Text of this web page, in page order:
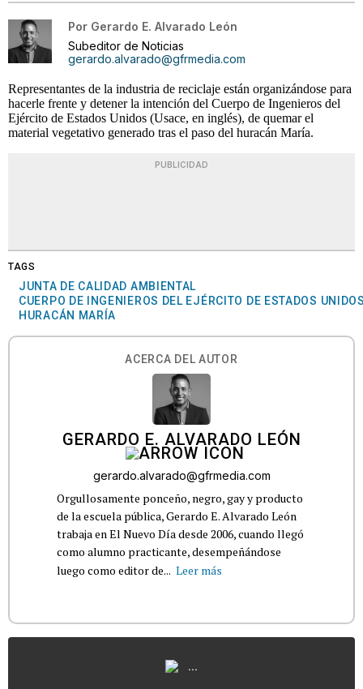
Por Gerardo E. Alvarado León
Subeditor de Noticias
gerardo.alvarado@gfrmedia.com
Representantes de la industria de reciclaje están organizándose para
hacerle frente y detener la intención del Cuerpo de Ingenieros del
Ejército de Estados Unidos (Usace, en inglés), de quemar el
material vegetativo generado tras el paso del huracán María.
PUBLICIDAD
TAGS
JUNTA DE CALIDAD AMBIENTAL
CUERPO DE INGENIEROS DEL EJÉRCITO DE ESTADOS
HURACÁN MARÍA
ACERCA DEL AUTOR
GERARDO E. ALVARADO LEÓN
gerardo.alvarado@gfrmedia.com
Orgullosamente ponceño, negro, gay y producto
de la escuela pública, Gerardo E. Alvarado León
trabaja en El Nuevo Día desde 2006, cuando llegó
como alumno practicante, desempeñándose
luego como editor de... Leer más
...